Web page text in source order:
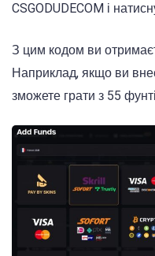
CSGODUDECOM і
З цим кодом ви
Наприклад, якщо ви
зможете грати з 55